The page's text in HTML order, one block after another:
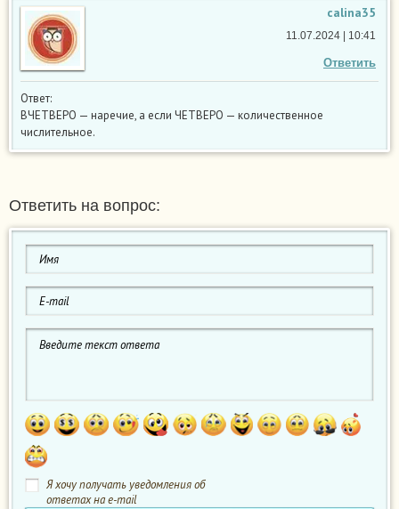
calina35
Ответить
11.07.2024 | 10:41
Ответ:
ВЧЕТВЕРО — наречие, а если ЧЕТВЕРО — количественное
числительное.
Ответить на вопрос:
Я хочу получать уведомления об
ответах на e-mail